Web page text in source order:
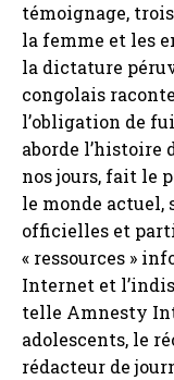
témoignage,
la femme et les
la dictature
congolais
l’obligation de
aborde l’histoire
nos jours, fait le
le monde actuel,
officielles et
« ressources »
Internet et
telle Amnesty
adolescents, le
rédacteur de